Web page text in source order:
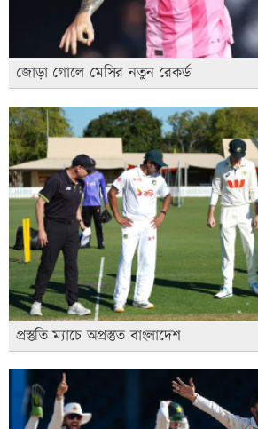
জোড়া গোলে মেসির নতুন রেকর্ড
প্রস্তুতি ম্যাচে অপ্রস্তুত বাংলাদেশ